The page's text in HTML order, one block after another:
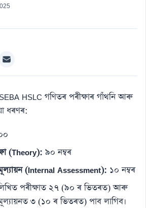
HSLC গণিতৰ পৰীক্ষাৰ গাঁথনি আৰু
ধৰণৰ:
(Theory): ৯০ নম্বৰ
(Internal Assessment): ১০ নম্বৰ
পৰীক্ষাত ২৭ (৯০ ৰ ভিতৰত) আৰু
৩ (১০ ৰ ভিতৰত) পাব লাগিব।